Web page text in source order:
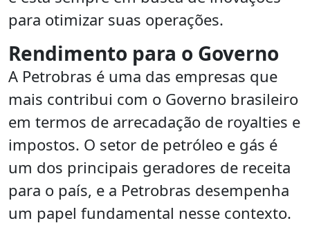
para otimizar suas operações.
Rendimento para o Governo
A Petrobras é uma das empresas que
mais contribui com o Governo brasileiro
em termos de arrecadação de royalties e
impostos. O setor de petróleo e gás é
um dos principais geradores de receita
para o país, e a Petrobras desempenha
um papel fundamental nesse contexto.